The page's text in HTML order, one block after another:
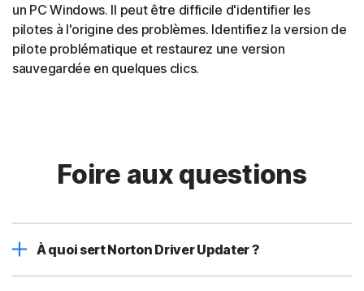
un PC Windows. Il peut être difficile d'identifier les
pilotes à l'origine des problèmes. Identifiez la version de
pilote problématique et restaurez une version
sauvegardée en quelques clics.
Foire aux questions
À quoi sert Norton Driver Updater ?